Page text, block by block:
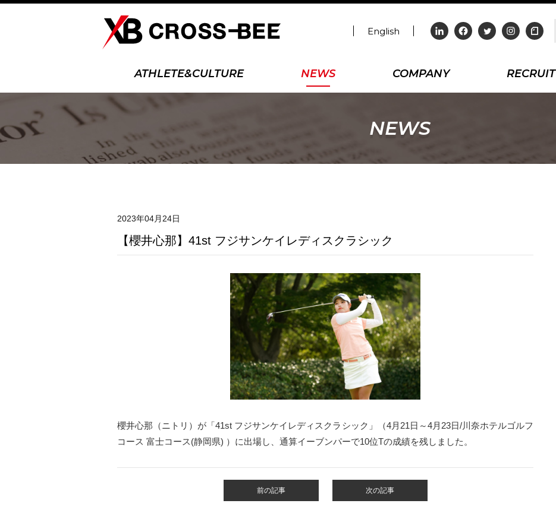
English
ATHLETE&CULTURE NEWS COMPANY RECRUIT
NEWS
2023年04月24日
【櫻井心那】41st フジサンケイレディスクラシック
櫻井心那（ニトリ）が「41st フジサンケイレディスクラシック」（4月21日～4月23日/川奈ホテルゴルフ
コース 富士コース(静岡県) ） に出場し、通算イーブンパーで10位Tの成績を残しました。
前の記事 次の記事